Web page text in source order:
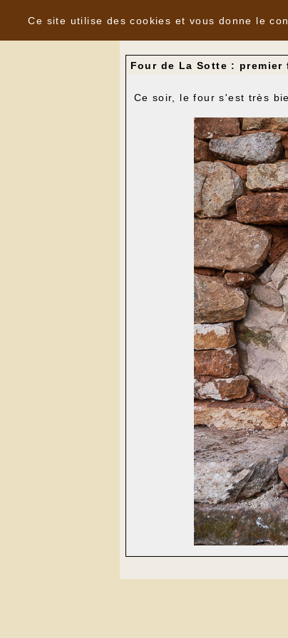
Nouvelles
Four de La Sotte : premier
Ce soir, le four s'est très
Ce site utilise des cookies et vous donne le